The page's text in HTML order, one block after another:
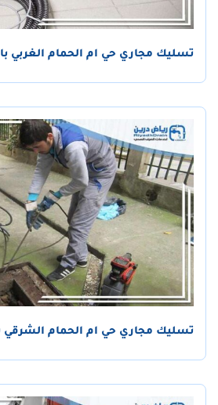
تسليك مجاري حي ام الحمام الغربي
تسليك مجاري حي ام الحمام الشرقي